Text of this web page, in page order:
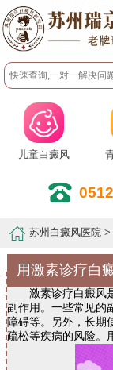
儿童白癜风
苏州白癜风医院 >
用激素诊疗白
激素诊疗白癜风是
副作用。一些常见的
障碍等。另外，长期
疏松等疾病的风险。